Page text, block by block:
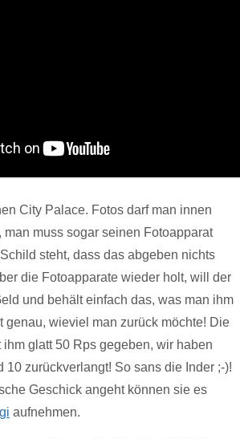
City Palace. Fotos darf man innen
man muss sogar seinen Fotoapparat
steht, dass das abgeben nichts
die Fotoapparate wieder holt, will der
und behält einfach das, was man ihm
genau, wieviel man zurück möchte! Die
ihm glatt 50 Rps gegeben, wir haben
10 zurückverlangt! So sans die Inder ;-)!
Geschick angeht können sie es
aufnehmen.